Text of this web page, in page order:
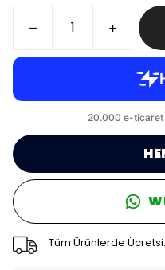
Tüm Ürünlerde